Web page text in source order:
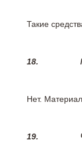
Такие
18.
Нет.
19.